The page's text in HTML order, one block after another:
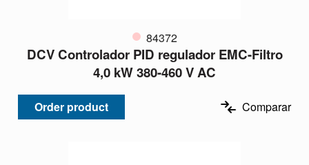
84372
DCV Controlador PID regulador EMC-Filtro
4,0 kW 380-460 V AC
Order product Comparar